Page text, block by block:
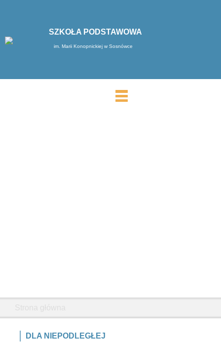
SZKOŁA PODSTAWOWA
im. Marii Konopnickiej w Sosnówce
DLA NIEPODLEGŁEJ